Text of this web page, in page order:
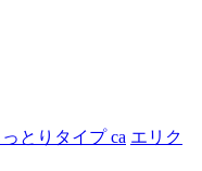
とりタイプ ca エリク